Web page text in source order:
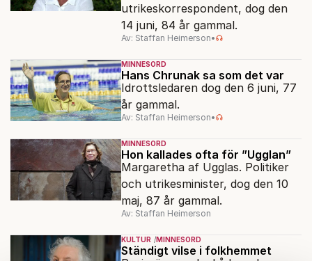
utrikeskorrespondent, dog den
14 juni, 84 år gammal.
Av: Staffan Heimerson•
MINNESORD
Hans Chrunak sa som det var
Idrottsledaren dog den 6 juni, 77
år gammal.
Av: Staffan Heimerson•
MINNESORD
Hon kallades ofta för ”Ugglan”
Margaretha af Ugglas. Politiker
och utrikesminister, dog den 10
maj, 87 år gammal.
Av: Staffan Heimerson
KULTUR MINNESORD
Ständigt vilse i folkhemmet